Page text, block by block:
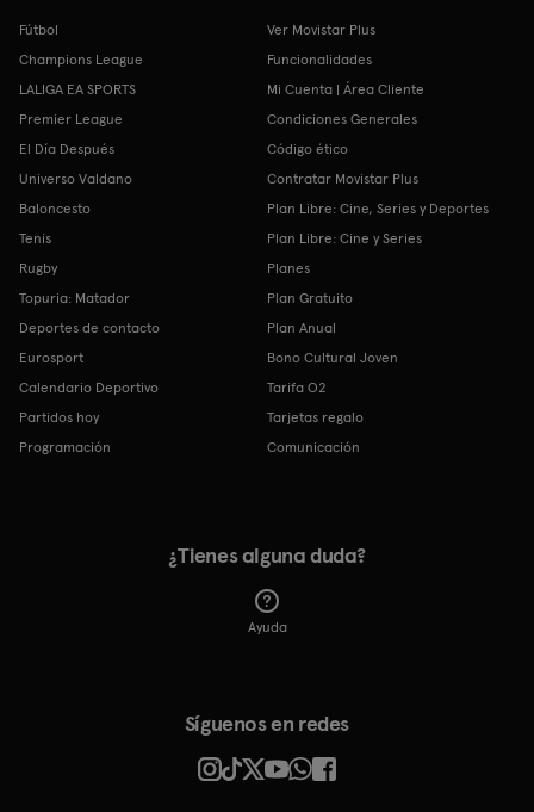
Fútbol
Champions League
LALIGA EA SPORTS
Premier League
El Día Después
Universo Valdano
Baloncesto
Tenis
Rugby
Topuria: Matador
Deportes de contacto
Eurosport
Calendario Deportivo
Partidos hoy
Programación
Ver Movistar Plus
Funcionalidades
Mi Cuenta | Área Cliente
Condiciones Generales
Código ético
Contratar Movistar Plus
Plan Libre: Cine, Series y Deportes
Plan Libre: Cine y Series
Planes
Plan Gratuito
Plan Anual
Bono Cultural Joven
Tarifa O2
Tarjetas regalo
Comunicación
¿Tienes alguna duda?
Ayuda
Síguenos en redes